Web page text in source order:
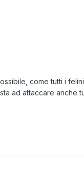
come tutti i
ad attaccare anche